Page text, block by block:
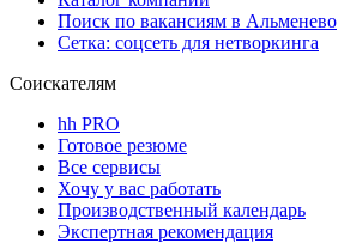
Поиск по вакансиям в Альменево
Сетка: соцсеть для нетворкинга
Соискателям
hh PRO
Готовое резюме
Все сервисы
Хочу у вас работать
Производственный календарь
Экспертная рекомендация